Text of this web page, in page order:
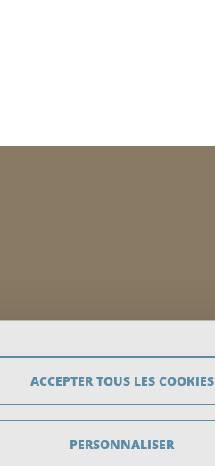
ACCEPTER TOUS LES COOKIES
PERSONNALISER